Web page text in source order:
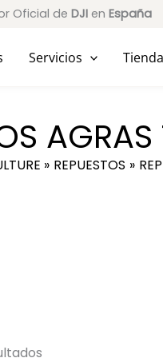
Oficial de DJI en España
Servicios Tienda
REPUESTOS